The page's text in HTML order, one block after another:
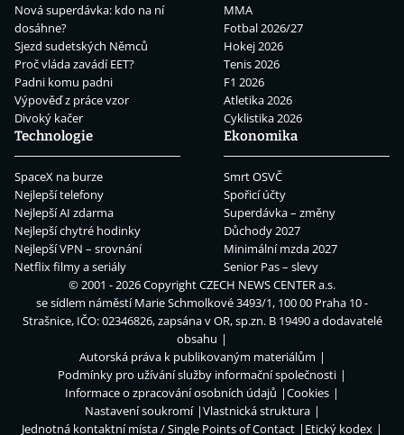
Nová superdávka: kdo na ní
dosáhne?
Sjezd sudetských Němců
Proč vláda zavádí EET?
Padni komu padni
Výpověď z práce vzor
Divoký kačer
MMA
Fotbal 2026/27
Hokej 2026
Tenis 2026
F1 2026
Atletika 2026
Cyklistika 2026
Technologie
SpaceX na burze
Nejlepší telefony
Nejlepší AI zdarma
Nejlepší chytré hodinky
Nejlepší VPN – srovnání
Netflix filmy a seriály
Ekonomika
Smrt OSVČ
Spořicí účty
Superdávka – změny
Důchody 2027
Minimální mzda 2027
Senior Pas – slevy
© 2001 - 2026 CopyrightCZECH NEWS CENTER a.s.
se sídlem náměstí Marie Schmolkové 3493/1, 100 00 Praha 10 -
Strašnice, IČO: 02346826, zapsána v OR, sp.zn. B 19490 a dodavatelé
obsahu
Autorská práva k publikovaným materiálům
Podmínky pro užívání služby informační společnosti
Informace o zpracování osobních údajů
Cookies
Nastavení soukromí
Vlastnická struktura
Jednotná kontaktní místa / Single Points of Contact
Etický kodex